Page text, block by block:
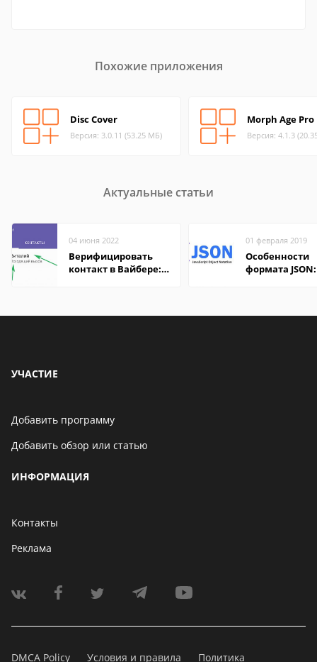
Похожие приложения
Disc Cover
Версия: 3.0.11 (53.25 МБ)
Morph Age Pro
Версия: 4.1.3
Актуальные статьи
04 июня 2022
Верифицировать
контакт в Вайбере:
01 февраля 2019
Особенности
формата
УЧАСТИЕ
Добавить программу
Добавить обзор или статью
ИНФОРМАЦИЯ
Контакты
Реклама
DMCA Policy Условия и правила Политика